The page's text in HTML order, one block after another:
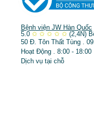
Bệnh viện JW Hàn Quốc
5.0 ✩ ✩ ✩ ✩ ✩ (2,4N)
50 Đ. Tôn Thất Tùng .
Hoạt Động . 8:00 - 18:00
Dịch vụ tại chỗ